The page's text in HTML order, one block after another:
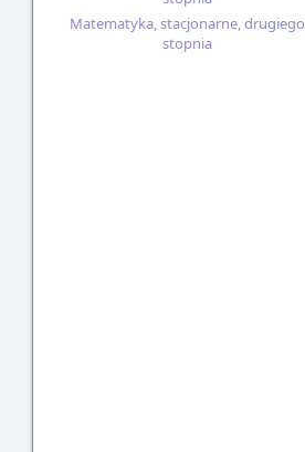
Matematyka, stacjonarne, drugiego
stopnia